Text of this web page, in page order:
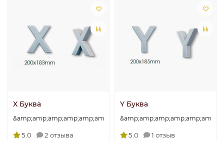
X Буква
5.0 2 отзыва
Y Буква
5.0 1 отзыв